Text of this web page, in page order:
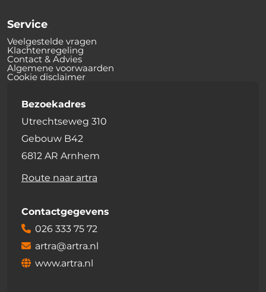
Service
Veelgestelde vragen
Klachtenregeling
Contact & Advies
Algemene voorwaarden
Cookie disclaimer
Bezoekadres
Utrechtseweg 310
Gebouw B42
6812 AR Arnhem
Route naar artra
Contactgegevens
026 333 75 72
artra@artra.nl
www.artra.nl